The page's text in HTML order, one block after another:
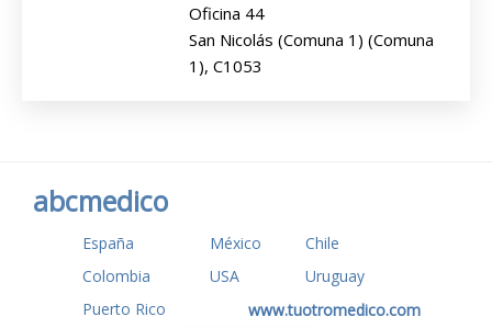
Oficina 44
San Nicolás (Comuna 1) (Comuna
1), C1053
abcmedico
España México
Chile
Colombia
USA
Uruguay
Puerto Rico
www.tuotromedico.com